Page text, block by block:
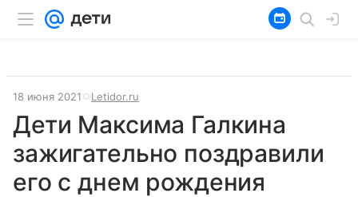
18 июня 2021 Letidor.ru
Дети Максима Галкина
зажигательно поздравили
его с днем рождения